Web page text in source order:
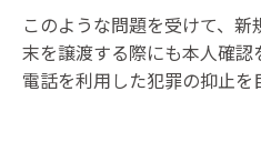
このような問題を受けて、
末を譲渡する際にも本人確
電話を利用した犯罪の抑止を